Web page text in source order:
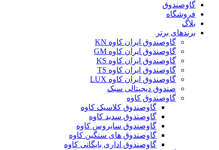
گاوصندوق
فروشگاه
بلاگ
برندهای برتر
گاوصندوق ایران کاوه KN
گاوصندوق ایران کاوه GM
گاوصندوق ایران کاوه KS
گاوصندوق ایران کاوه TS
گاوصندوق ایران کاوه LUX
صندوق دیجیتالی سبک
گاوصندوق کاوه
گاوصندوق کلاسیک کاوه
گاوصندوق سدید کاوه
گاوصندوق سایروس کاوه
گاوصندوق های سنگین کاوه
گاوصندوق اداری بایگانی کاوه